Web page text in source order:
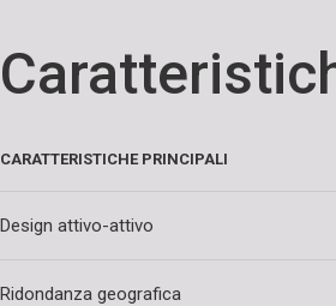
CARATTERISTICHE PRINCIPALI
Design attivo-attivo
Ridondanza geografica